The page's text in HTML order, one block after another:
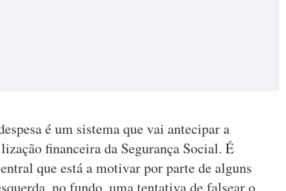
é um sistema que vai antecipar a
financeira da Segurança Social. É
que está a motivar por parte de alguns